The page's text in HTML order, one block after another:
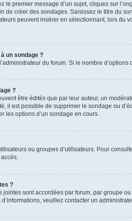
le premier message d’un sujet, cliquez sur
de créer des sondages. Saisissez le titre du
peuvent insérer en sélectionnant, lors
un sondage ?
du forum. Si le nombre
?
être édités que par leur auteur, un
il est possible de supprimer le sondage ou
les options d’un sondage en cours.
ou groupes d’utilisateurs. Pour
?
jointes sont accordées par forum, par groupe
veuillez contacter un